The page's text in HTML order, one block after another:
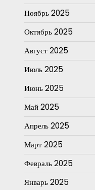
Ноябрь 2025
Октябрь 2025
Август 2025
Июль 2025
Июнь 2025
Май 2025
Апрель 2025
Март 2025
Февраль 2025
Январь 2025